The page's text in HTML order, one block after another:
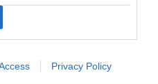
Privacy Policy
Ivoox ha posat en
“Ivoox Originals”,